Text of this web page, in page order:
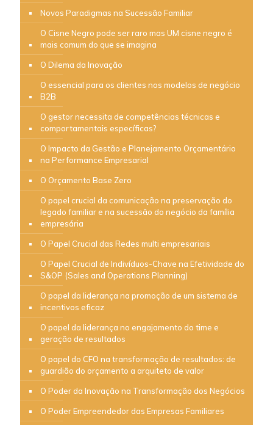
Novos Paradigmas na Sucessão Familiar
O Cisne Negro pode ser raro mas UM cisne negro é
mais comum do que se imagina
O Dilema da Inovação
O essencial para os clientes nos modelos de negócio
B2B
O gestor necessita de competências técnicas e
comportamentais específicas?
O Impacto da Gestão e Planejamento Orçamentário
na Performance Empresarial
O Orçamento Base Zero
O papel crucial da comunicação na preservação do
legado familiar e na sucessão do negócio da família
empresária
O Papel Crucial das Redes multi empresariais
O Papel Crucial de Indivíduos-Chave na Efetividade do
S&OP (Sales and Operations Planning)
O papel da liderança na promoção de um sistema de
incentivos eficaz
O papel da liderança no engajamento do time e
geração de resultados
O papel do CFO na transformação de resultados: de
guardião do orçamento a arquiteto de valor
O Poder da Inovação na Transformação dos Negócios
O Poder Empreendedor das Empresas Familiares